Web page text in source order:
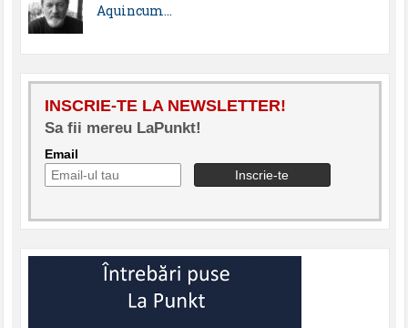
Aquincum…
INSCRIE-TE LA NEWSLETTER!
Sa fii mereu LaPunkt!
Email